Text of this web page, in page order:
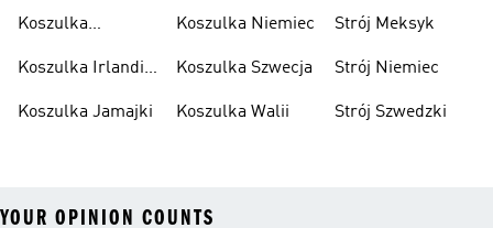
Koszulka
Koszulka Irlandii
Koszulka Jamajki
Koszulka Niemiec
Koszulka Szwecja
Koszulka Walii
Strój Meksyk
Strój Niemiec
Strój Szwedzki
YOUR OPINION COUNTS